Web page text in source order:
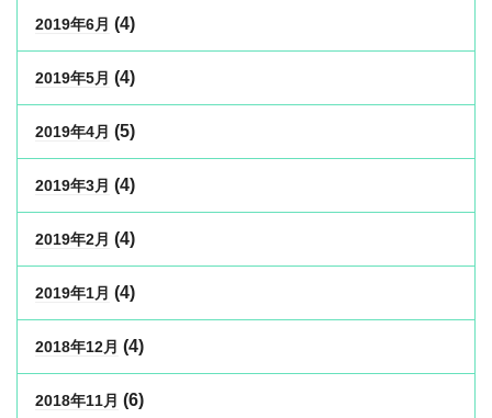
2019年6月 (4)
2019年5月 (4)
2019年4月 (5)
2019年3月 (4)
2019年2月 (4)
2019年1月 (4)
2018年12月 (4)
2018年11月 (6)